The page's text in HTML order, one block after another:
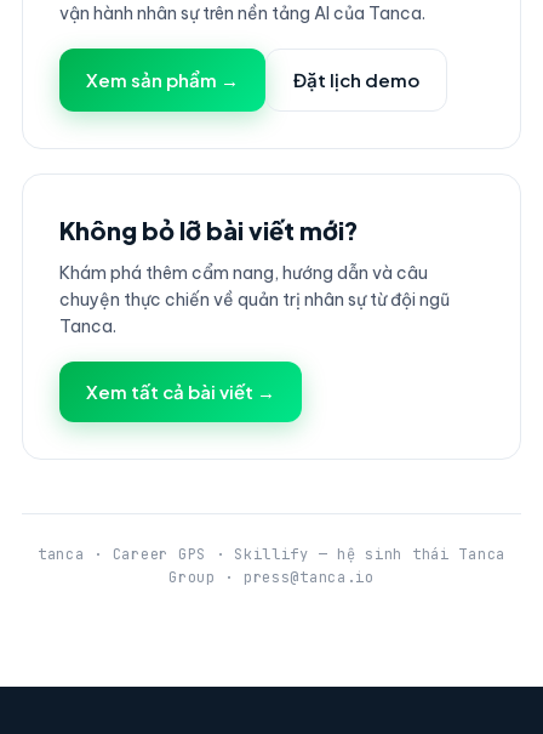
vận hành nhân sự trên nền tảng AI của Tanca.
Xem sản phẩm → Đặt lịch demo
Không bỏ lỡ bài viết mới?
Khám phá thêm cẩm nang, hướng dẫn và câu
chuyện thực chiến về quản trị nhân sự từ đội ngũ
Tanca.
Xem tất cả bài viết →
tanca · Career GPS · Skillify — hệ sinh thái Tanca
Group · press@tanca.io